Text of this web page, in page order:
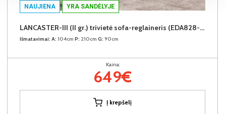
NAUJIENA YRA SANDĖLYJE
LANCASTER-III (II gr.) trivietė sofa-reglaineris (EDA828-02 Šviesiai rudas)
Išmatavimai: A: 104cm P: 210cm G: 90cm
Kaina:
649€
Į krepšelį